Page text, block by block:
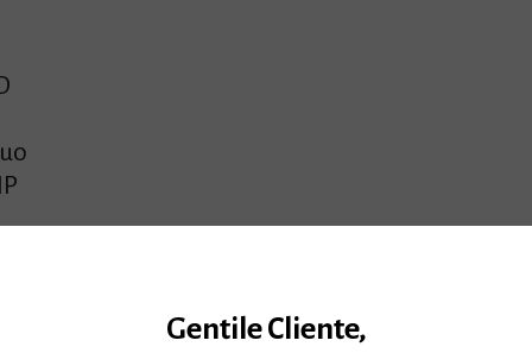
Gentile Cliente,